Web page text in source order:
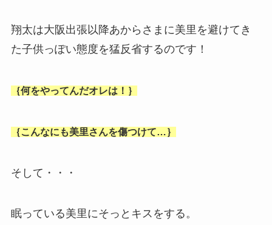
翔太は大阪出張以降あからさまに美里を避けてき
た子供っぽい態度を猛反省するのです！
｛何をやってんだオレは！｝
｛こんなにも美里さんを傷つけて…｝
そして・・・
眠っている美里にそっとキスをする。